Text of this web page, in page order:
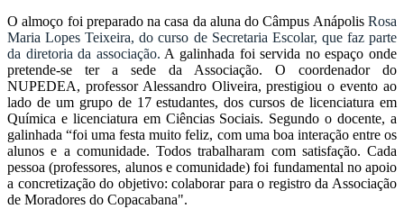
O almoço foi preparado na casa da aluna do Câmpus Anápolis Rosa
Maria Lopes Teixeira, do curso de Secretaria Escolar, que faz parte
da diretoria da associação. A galinhada foi servida no espaço onde
pretende-se ter a sede da Associação. O coordenador do
NUPEDEA, professor Alessandro Oliveira, prestigiou o evento ao
lado de um grupo de 17 estudantes, dos cursos de licenciatura em
Química e licenciatura em Ciências Sociais. Segundo o docente, a
galinhada “foi uma festa muito feliz, com uma boa interação entre os
alunos e a comunidade. Todos trabalharam com satisfação. Cada
pessoa (professores, alunos e comunidade) foi fundamental no apoio
a concretização do objetivo: colaborar para o registro da Associação
de Moradores do Copacabana".